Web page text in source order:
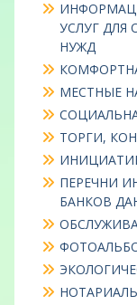
УСЛУГ ДЛЯ
НУЖД
МЕСТНЫЕ
ТОРГИ,
ПЕРЕЧНИ
БАНКОВ